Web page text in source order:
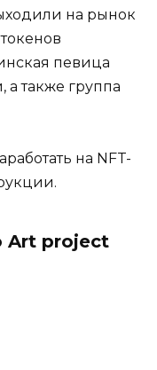
на рынок
певица
а также группа
на NFT-
Art project